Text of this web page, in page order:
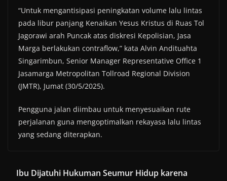
“Untuk mengantisipasi peningkatan volume lalu lintas
pada libur panjang Kenaikan Yesus Kristus di Ruas Tol
Jagorawi arah Puncak atas diskresi Kepolisian, Jasa
Marga berlakukan contraflow,” kata Alvin Andituahta
Singarimbun, Senior Manager Representative Office 1
Jasamarga Metropolitan Tollroad Regional Division
(JMTR), Jumat (30/5/2025).
Pengguna jalan diimbau untuk menyesuaikan rute
perjalanan guna mengoptimalkan rekayasa lalu lintas
yang sedang diterapkan.
Ibu Dijatuhi Hukuman Seumur Hidup karena